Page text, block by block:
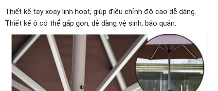
Thiết kế tay xoay linh hoạt, giúp điều chỉnh độ cao dễ dàng.
Thiết kế ô có thể gấp gọn, dễ dàng vệ sinh, bảo quản.